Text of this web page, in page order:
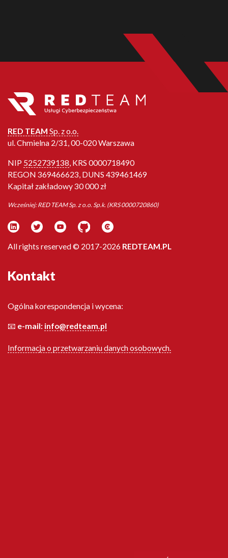
RED TEAM Sp. z o.o.
ul. Chmielna 2/31, 00-020 Warszawa
NIP 5252739138, KRS 0000718490
REGON 369466623, DUNS 439461469
Kapitał zakładowy 30 000 zł
Wcześniej: RED TEAM Sp. z o.o. Sp.k. (KRS 0000720860)
All rights reserved © 2017-2026 REDTEAM.PL
Kontakt
Ogólna korespondencja i wycena:
📧 e-mail: info@redteam.pl
Informacja o przetwarzaniu danych osobowych.